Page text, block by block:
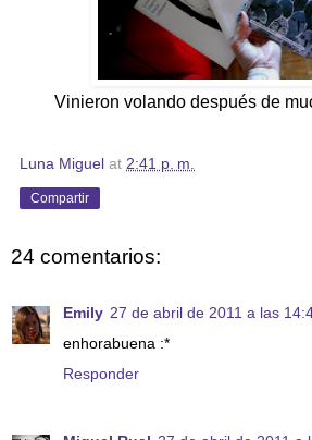
Vinieron volando después de
Luna Miguel at 2:41 p. m.
Compartir
24 comentarios:
Emily 27 de abril de 2011 a las
enhorabuena :*
Responder